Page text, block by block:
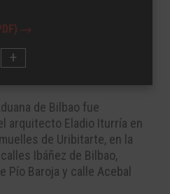
de Bilbao fue
arquitecto Eladio Iturría en
de Uribitarte, en la
Ibáñez de Bilbao,
Pío Baroja y calle Acebal